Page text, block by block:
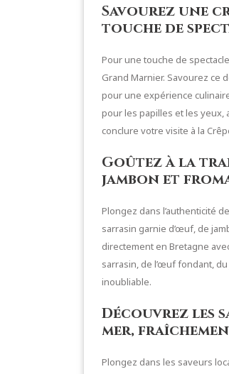
Savourez une
touche de
Pour une touche de
Grand Marnier. Savourez ce
pour une expérience
pour les papilles et les
conclure votre visite à la
Goûtez à la
jambon et
Plongez dans l’authenticité
sarrasin garnie d’œuf, de
directement en Bretagne
sarrasin, de l’œuf fondant,
inoubliable.
Découvrez les
mer,
Plongez dans les saveurs